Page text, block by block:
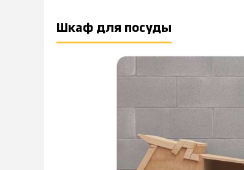
Шкаф для посуды